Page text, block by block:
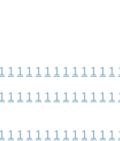
1 1 1 1 1 1 1 1 1 1 1 1 1
1 1 1 1 1 1 1 1 1 1 1 1 1
1 1 1 1 1 1 1 1 1 1 1 1 1